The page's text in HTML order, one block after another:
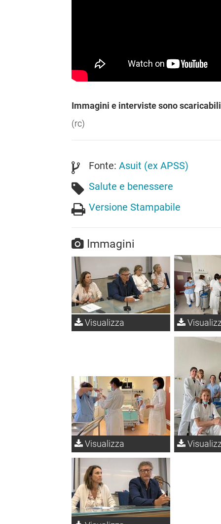
Immagini e interviste sono
(rc)
Fonte: Asuit (ex APSS)
Salute e benessere
Versione Stampabile
Immagini
Visualizza
Visualizza